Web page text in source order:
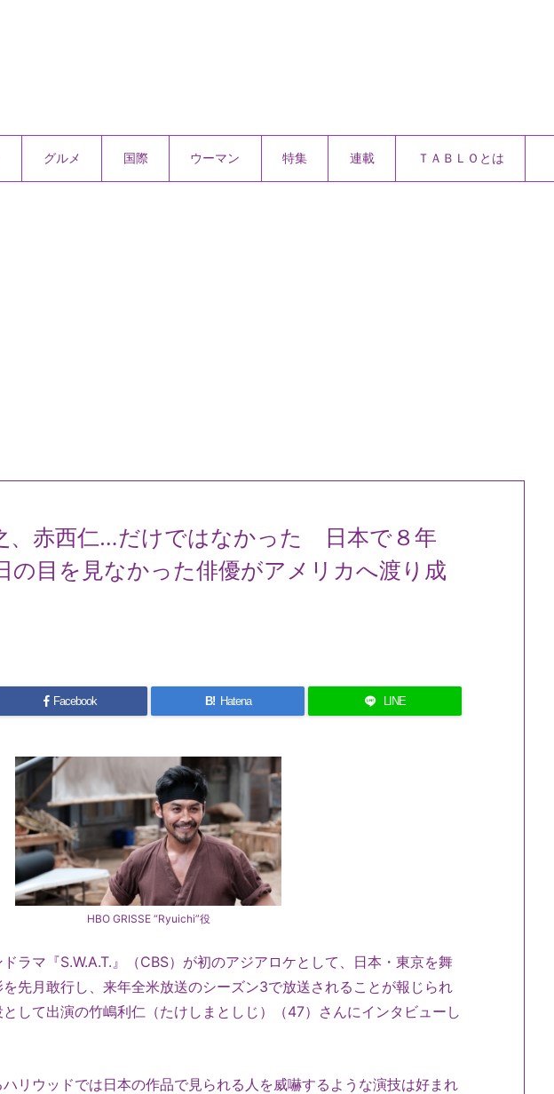
グルメ 国際 ウーマン 特集 連載 ＴＡＢＬＯとは
、赤西仁…だけではなかった 日本で８年
の目を見なかった俳優がアメリカへ渡り成
Facebook B! Hatena LINE
HBO GRISSE “Ryuichi”役
ラマ『S.W.A.T.』（CBS）が初のアジアロケとして、日本・東京を舞
先月敢行し、来年全米放送のシーズン3で放送されることが報じられ
して出演の竹嶋利仁（たけしまとしじ）（47）さんにインタビューし
ハリウッドでは日本の作品で見られる人を威嚇するような演技は好まれ